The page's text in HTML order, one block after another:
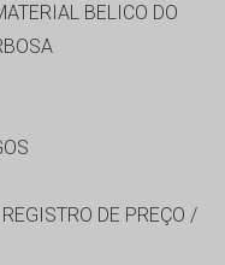
BELICO DO
DE PREÇO /